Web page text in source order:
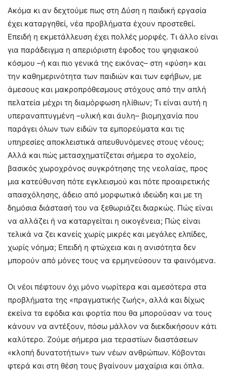
Ακόμα κι αν δεχτούμε πως στη Δύση η παιδική εργασία
έχει καταργηθεί, νέα προβλήματα έχουν προστεθεί.
Επειδή η εκμετάλλευση έχει πολλές μορφές. Τι άλλο είναι
για παράδειγμα η απεριόριστη έφοδος του ψηφιακού
κόσμου –ή και πιο γενικά της εικόνας– στη «φύση» και
την καθημερινότητα των παιδιών και των εφήβων, με
άμεσους και μακροπρόθεσμους στόχους από την απλή
πελατεία μέχρι τη διαμόρφωση ηλίθιων; Τι είναι αυτή η
υπεραναπτυγμένη –υλική και άυλη– βιομηχανία που
παράγει όλων των ειδών τα εμπορεύματα και τις
υπηρεσίες αποκλειστικά απευθυνόμενες στους νέους;
Αλλά και πώς μετασχηματίζεται σήμερα το σχολείο,
βασικός χωροχρόνος συγκρότησης της νεολαίας, προς
μια κατεύθυνση πότε εγκλεισμού και πότε προαιρετικής
απασχόλησης, άδειο από μορφωτικά ιδεώδη και με τη
δημόσια διάστασή του να ξεθωριάζει διαρκώς. Πώς είναι
να αλλάζει ή να καταργείται η οικογένεια; Πώς είναι
τελικά να ζει κανείς χωρίς μικρές και μεγάλες ελπίδες,
χωρίς νόημα; Επειδή η φτώχεια και η ανισότητα δεν
μπορούν από μόνες τους να ερμηνεύσουν τα φαινόμενα.
Οι νέοι πέφτουν όχι μόνο νωρίτερα και αμεσότερα στα
προβλήματα της «πραγματικής ζωής», αλλά και δίχως
εκείνα τα εφόδια και φορτία που θα μπορούσαν να τους
κάνουν να αντέξουν, πόσω μάλλον να διεκδικήσουν κάτι
καλύτερο. Ζούμε σήμερα μια τεραστίων διαστάσεων
«κλοπή δυνατοτήτων» των νέων ανθρώπων. Κόβονται
φτερά και στη θέση τους βγαίνουν μαχαίρια και όπλα.